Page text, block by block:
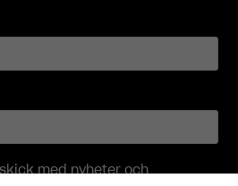
med nyheter och
För att vår
prestera så